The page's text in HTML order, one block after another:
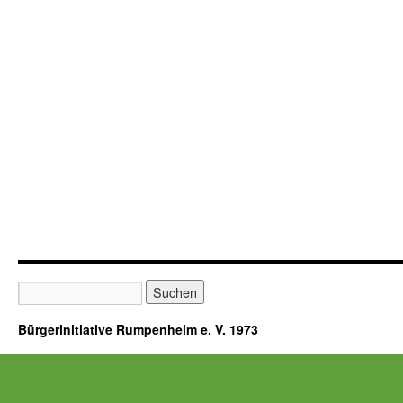
Bürgerinitiative Rumpenheim e. V. 1973